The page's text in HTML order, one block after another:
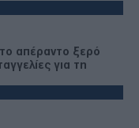
απέραντο ξερό
για τη